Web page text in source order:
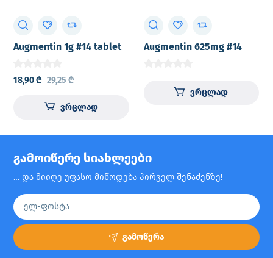
Augmentin 1g #14 tablet
18,90₾ 29,25₾
ვრცლად
Augmentin 625mg #14
ვრცლად
გამოიწერე სიახლეები
… და მიიღე უფასო მიწოდება პირველ შენაძენზე!
გამოწერა